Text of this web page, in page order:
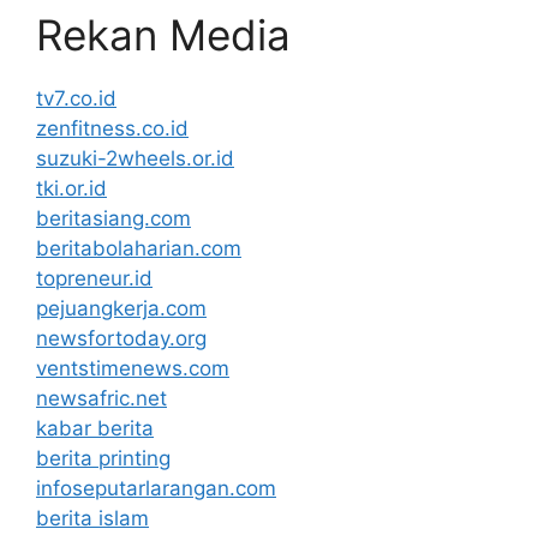
Rekan Media
tv7.co.id
zenfitness.co.id
suzuki-2wheels.or.id
tki.or.id
beritasiang.com
beritabolaharian.com
topreneur.id
pejuangkerja.com
newsfortoday.org
ventstimenews.com
newsafric.net
kabar berita
berita printing
infoseputarlarangan.com
berita islam